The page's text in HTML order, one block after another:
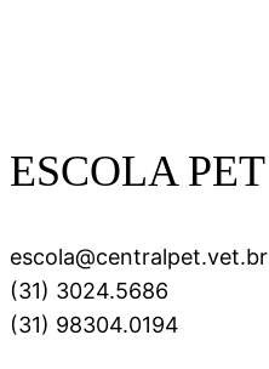
ESCOLA PET
escola@centralpet.vet.br
(31) 3024.5686
(31) 98304.0194